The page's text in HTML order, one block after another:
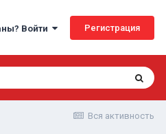
Войти Регистрация
Вся активность